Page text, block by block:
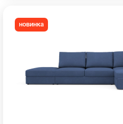
новинка